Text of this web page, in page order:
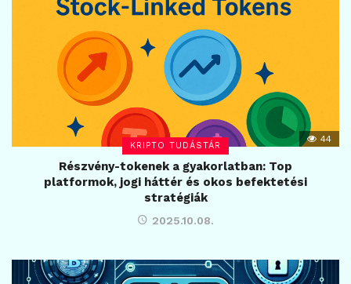
KRIPTO TUDÁSTÁR
44
Részvény-tokenek a gyakorlatban: Top
platformok, jogi háttér és okos befektetési
stratégiák
2025.10.08.